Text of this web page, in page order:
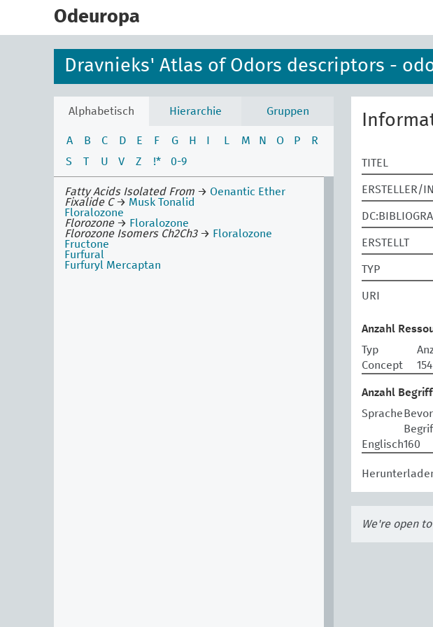
Odeuropa
Dravnieks' Atlas of Odors descriptors -
Alphabetisch Hierarchie Gruppen
A B C D E F G H M N O P
R
S
T U V Z !* 0-9
Fatty Acids Isolated From → Oenantic Ether
Fixalide C→ Musk Tonalid
Floralozone
Florozone→ Floralozone
Florozone Isomers Ch2Ch3→ Floralozone
Fructone
Furfural
Furfuryl Mercaptan
TITEL
ERSTELLER/IN
ERSTELLT
TYP
URI
Anzahl
Typ
Concept
154
Anzahl
Sprache
Englisch160
We're open